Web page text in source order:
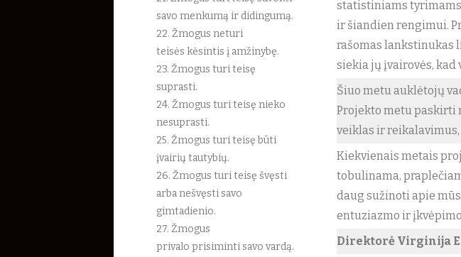
statistiniams
ir šiandien rengimui.
rašomas lankstinukas
siekia jų įvairovės,
Šiuo metu auklėtojų
Projekto metu paskirti
veiklas ir
Kiekvienais metais
tobulinama,
daug sužinoti apie
entuziazmo ir
Direktorė Virginija
savo menkumą ir didingumą.
22. Žmogus neturi
teisės kėsintis į amžinybę.
23. Žmogus turi teisę
suprasti.
24. Žmogus turi teisę nieko
nesuprasti.
25. Žmogus turi teisę būti
įvairių tautybių.
26. Žmogus turi teisę švęsti
arba nešvęsti savo
gimtadienio.
27. Žmogus
privalo prisiminti savo vardą.